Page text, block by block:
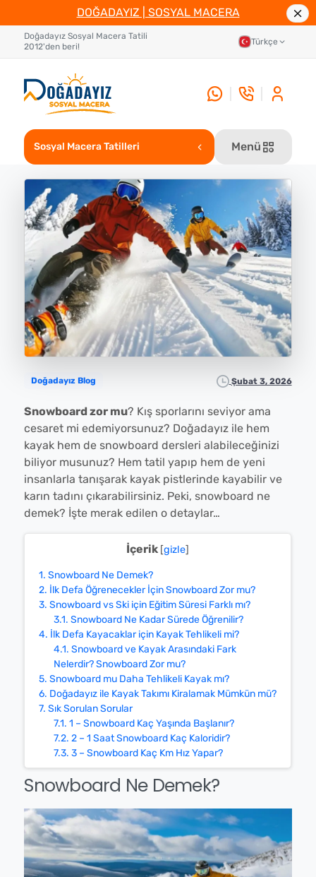
DOĞADAYIZ | SOSYAL MACERA
Doğadayız Sosyal Macera Tatili
2012'den beri!
Türkçe
Sosyal Macera Tatilleri Menü
Doğadayız Blog Şubat 3, 2026
Snowboard zor mu? Kış sporlarını seviyor ama
cesaret mi edemiyorsunuz? Doğadayız ile hem
kayak hem de snowboard dersleri alabileceğinizi
biliyor musunuz? Hem tatil yapıp hem de yeni
insanlarla tanışarak kayak pistlerinde kayabilir ve
karın tadını çıkarabilirsiniz. Peki, snowboard ne
demek? İşte merak edilen o detaylar…
İçerik [gizle]
1. Snowboard Ne Demek?
2. İlk Defa Öğrenecekler İçin Snowboard Zor mu?
3. Snowboard vs Ski için Eğitim Süresi Farklı mı?
3.1. Snowboard Ne Kadar Sürede Öğrenilir?
4. İlk Defa Kayacaklar için Kayak Tehlikeli mi?
4.1. Snowboard ve Kayak Arasındaki Fark
Nelerdir? Snowboard Zor mu?
5. Snowboard mu Daha Tehlikeli Kayak mı?
6. Doğadayız ile Kayak Takımı Kiralamak Mümkün mü?
7. Sık Sorulan Sorular
7.1. 1 – Snowboard Kaç Yaşında Başlanır?
7.2. 2 – 1 Saat Snowboard Kaç Kaloridir?
7.3. 3 – Snowboard Kaç Km Hız Yapar?
Snowboard Ne Demek?